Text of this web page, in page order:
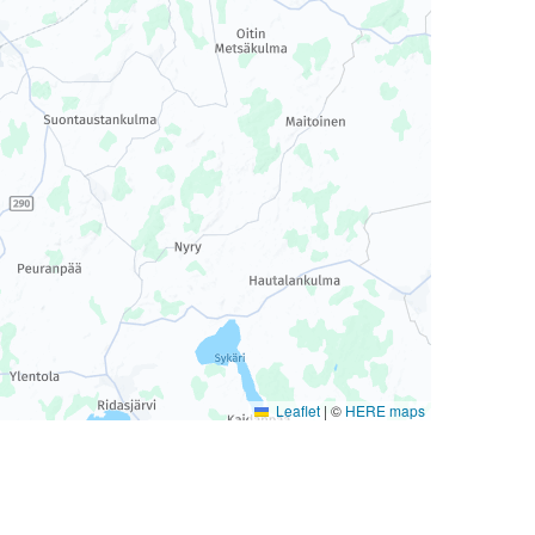
Leaflet | © HERE maps